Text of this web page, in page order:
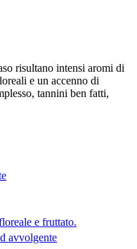
risultano intensi aromi di
e un accenno di
tannini ben fatti,
e fruttato.
avvolgente